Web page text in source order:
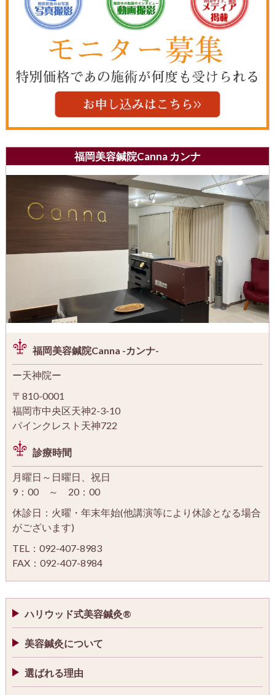
福岡美容鍼院Canna カンナ
福岡美容鍼院Canna -カンナ-
ー天神院ー
〒810-0001
福岡市中央区天神2-3-10
パインクレスト天神722
診療時間
月曜日～日曜日、祝日
9：00 ～ 20：00
休診日：火曜・年末年始(他講演等により休診となる場合
がございます)
TEL：092-407-8983
FAX：092-407-8984
ハリウッド式美容鍼灸®
美容鍼灸について
選ばれる理由